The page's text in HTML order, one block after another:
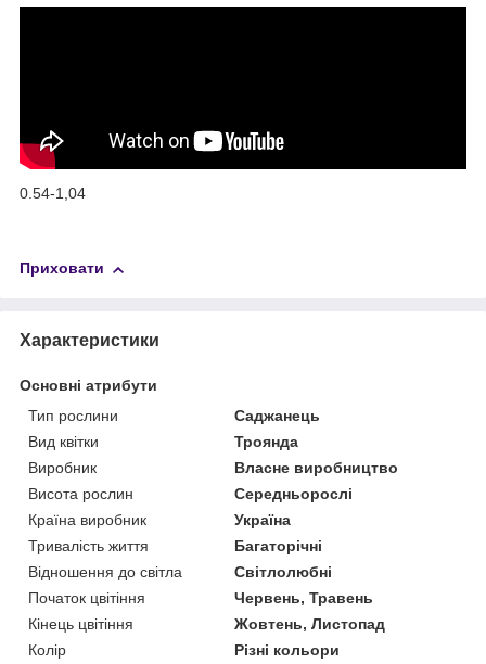
0.54-1,04
Приховати
Характеристики
Основні атрибути
Тип рослини
Саджанець
Вид квітки
Троянда
Виробник
Власне виробництво
Висота рослин
Середньорослі
Країна виробник
Україна
Тривалість життя
Багаторічні
Відношення до світла
Світлолюбні
Початок цвітіння
Червень, Травень
Кінець цвітіння
Жовтень, Листопад
Колір
Різні кольори